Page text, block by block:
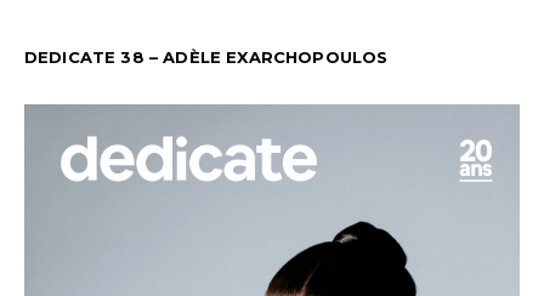
DEDICATE 38 – ADÈLE EXARCHOPOULOS